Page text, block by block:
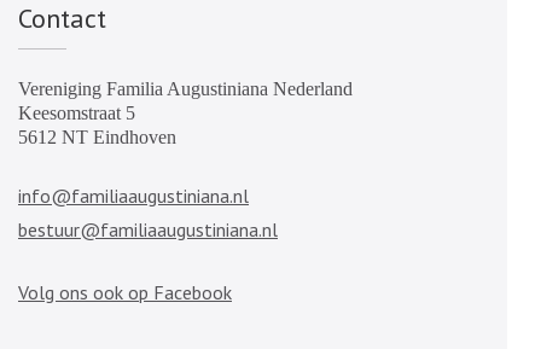
Contact
Vereniging Familia Augustiniana Nederland
Keesomstraat 5
5612 NT Eindhoven
info@familiaaugustiniana.nl
bestuur@familiaaugustiniana.nl
Volg ons ook op Facebook